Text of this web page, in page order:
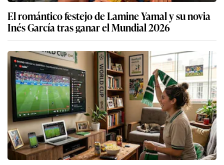
El romántico festejo de Lamine Yamal y su novia
Inés García tras ganar el Mundial 2026